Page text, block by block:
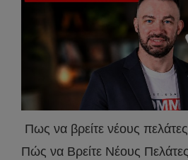
Πως να βρείτε νέους
Πώς να Βρείτε Νέους